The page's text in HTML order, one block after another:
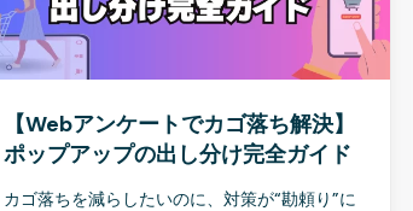
【Webアンケートでカゴ落ち解決】
ポップアップの出し分け完全ガイド
カゴ落ちを減らしたいのに、対策が“勘頼り”に